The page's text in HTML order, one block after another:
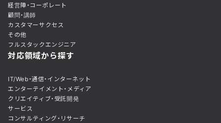
経営陣・コーポレート
顧問・講師
カスタマーサクセス
その他
フルスタックエンジニア
対応領域から探す
IT/Web・通信・インターネット
エンターテイメント・メディア
クリエイティブ・受託開発
サービス
コンサルティング・リサーチ